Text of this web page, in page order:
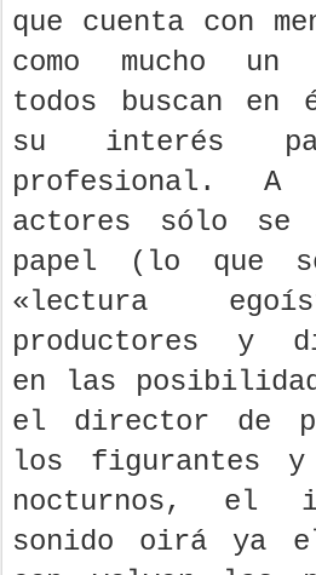
que cuenta con
como mucho
todos buscan en
su interés
profesional. A
actores sólo
papel (lo que
«lectura
productores y
en las
el director de
los figurantes
nocturnos, el
sonido oirá ya